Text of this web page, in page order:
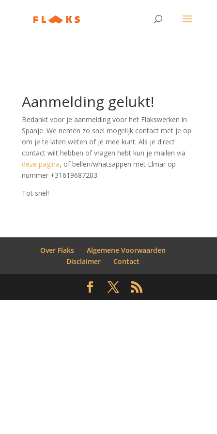
Aanmelding gelukt!
Bedankt voor je aanmelding voor het Flakswerken in
Spanje. We nemen zo snel mogelijk contact met je op
om je te laten weten of je mee kunt. Als je direct
contact wilt hebben of vragen hebt kun je mailen via
deze pagina, of bellen/whatsappen met Elmar op
nummer +31619687203.
Tot snel!
Over Flaks
Algemene Voorwaarden
Disclaimer
Contact